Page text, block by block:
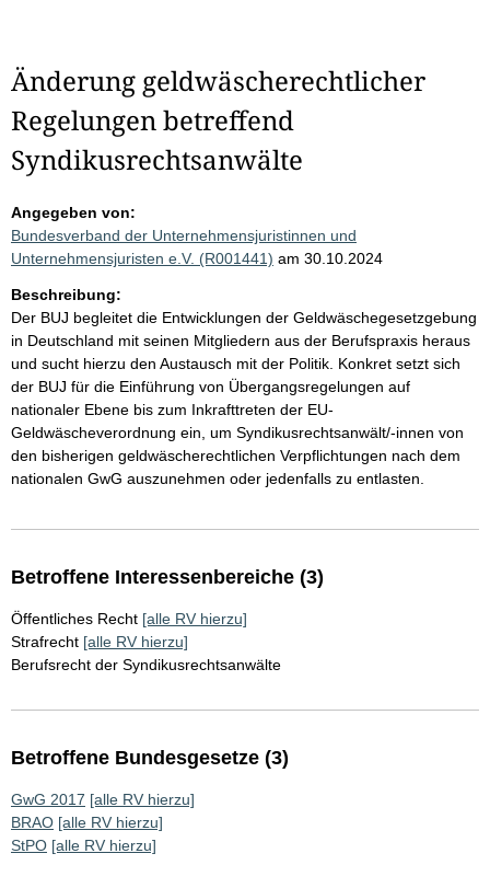
Änderung geldwäscherechtlicher
Regelungen betreffend
Syndikusrechtsanwälte
Angegeben von:
Bundesverband der Unternehmensjuristinnen und
Unternehmensjuristen e.V. (R001441) am 30.10.2024
Beschreibung:
Der BUJ begleitet die Entwicklungen der Geldwäschegesetzgebung
in Deutschland mit seinen Mitgliedern aus der Berufspraxis heraus
und sucht hierzu den Austausch mit der Politik. Konkret setzt sich
der BUJ für die Einführung von Übergangsregelungen auf
nationaler Ebene bis zum Inkrafttreten der EU-
Geldwäscheverordnung ein, um Syndikusrechtsanwält/-innen von
den bisherigen geldwäscherechtlichen Verpflichtungen nach dem
nationalen GwG auszunehmen oder jedenfalls zu entlasten.
Betroffene Interessenbereiche (3)
Öffentliches Recht [alle RV hierzu]
Strafrecht [alle RV hierzu]
Berufsrecht der Syndikusrechtsanwälte
Betroffene Bundesgesetze (3)
GwG 2017 [alle RV hierzu]
BRAO [alle RV hierzu]
StPO [alle RV hierzu]